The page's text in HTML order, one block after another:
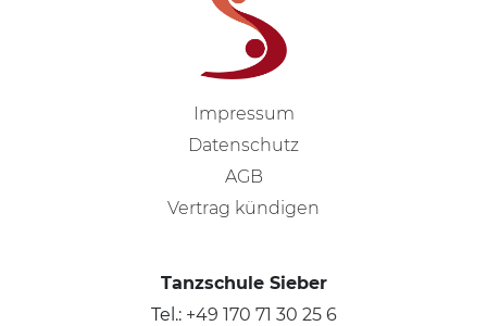
Impressum
Datenschutz
AGB
Vertrag kündigen
Tanzschule Sieber
Tel.: +49 170 71 30 25 6